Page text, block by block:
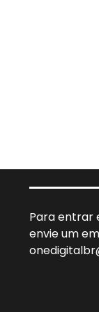
Para entrar
envie um